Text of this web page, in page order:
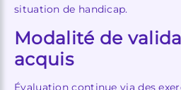
situation de handicap.
Modalité de
acquis
Évaluation continue via des